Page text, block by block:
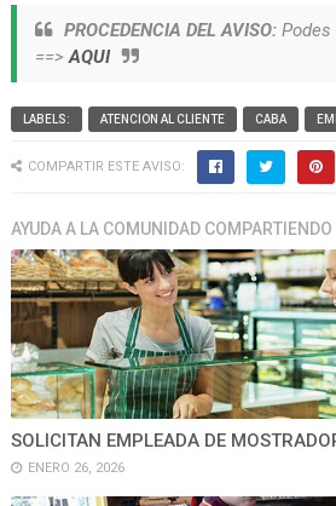
PROCEDENCIA DEL AVISO:Podes
==>AQUI
LABELS: ATENCION AL CLIENTE CABA
COMPARTIR ESTE AVISO:
AYUDA A LA COMUNIDAD COMPARTIENDO
SOLICITAN EMPLEADA DE
ENERO 26, 2026